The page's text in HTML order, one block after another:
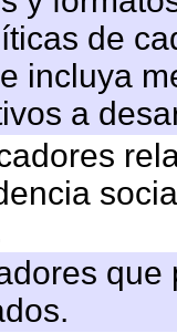
de
incluya
a